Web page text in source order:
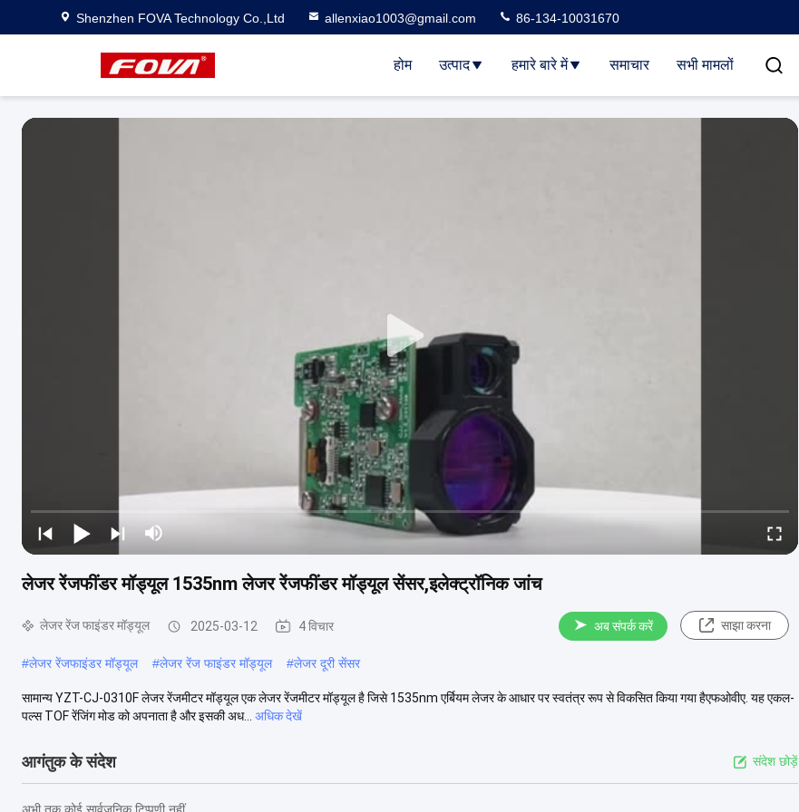
Shenzhen FOVA Technology Co.,Ltd allenxiao1003@gmail.com 86-134-10031670
होम उत्पाद हमारे बारे में समाचार सभी मामलों
लेजर रेंजफींडर मॉड्यूल 1535nm लेजर रेंजफींडर मॉड्यूल सेंसर,इलेक्ट्रॉनिक जांच
लेजर रेंज फाइंडर मॉड्यूल 2025-03-12 4 विचार अब संपर्क करें साझा करना
#लेजर रेंजफाइंडर मॉड्यूल #लेजर रेंज फाइंडर मॉड्यूल #लेजर दूरी सेंसर
सामान्य YZT-CJ-0310F लेजर रेंजमीटर मॉड्यूल एक लेजर रेंजमीटर मॉड्यूल है जिसे 1535nm एर्बियम लेजर के आधार पर स्वतंत्र रूप से विकसित किया गया हैएफओवीए. यह एकल-
पल्स TOF रेंजिंग मोड को अपनाता है और इसकी अध...
अधिक देखें
आगंतुक के संदेश संदेश छोड़ें
अभी तक कोई सार्वजनिक टिप्पणी नहीं